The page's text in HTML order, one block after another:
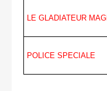
LE GLADIATEUR
POLICE SPECIALE